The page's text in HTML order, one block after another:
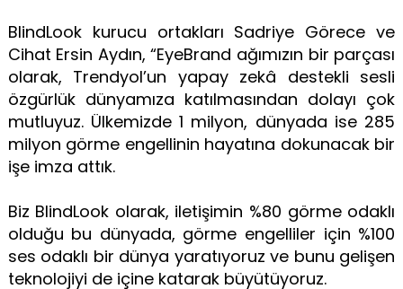
BlindLook kurucu ortakları Sadriye Görece ve
Cihat Ersin Aydın, “EyeBrand ağımızın bir parçası
olarak, Trendyol’un yapay zekâ destekli sesli
özgürlük dünyamıza katılmasından dolayı çok
mutluyuz. Ülkemizde 1 milyon, dünyada ise 285
milyon görme engellinin hayatına dokunacak bir
işe imza attık.
Biz BlindLook olarak, iletişimin %80 görme odaklı
olduğu bu dünyada, görme engelliler için %100
ses odaklı bir dünya yaratıyoruz ve bunu gelişen
teknolojiyi de içine katarak büyütüyoruz.